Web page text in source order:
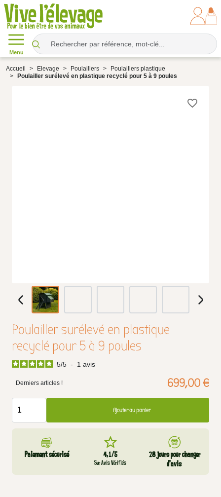
Menu
Accueil Elevage Poulaillers
Poulaillers plastique
Poulailler surélevé en plastique recyclé pour 5 à 9 poules
favorite_border
Poulailler surélevé en plastique
recyclé pour 5 à 9 poules
5/5 - 1 avis
Derniers articles ! 699,00 €
Ajouter au panier
Paiement sécurisé 4,1/5
Sur Avis Vérifiés
28 jours pour changer
d’avis